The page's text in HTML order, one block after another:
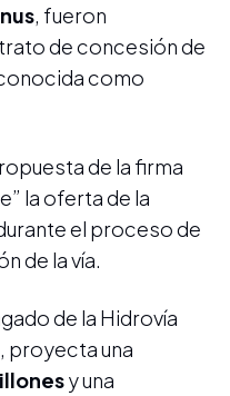
, fueron
de concesión de
como
de la firma
la oferta de la
el proceso de
de la vía.
de la Hidrovía
proyecta una
y una